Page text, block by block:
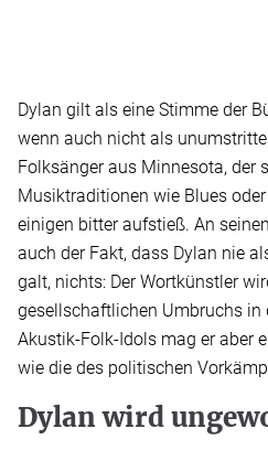
Dylan gilt als eine Stimme der
wenn auch nicht als
Folksänger aus Minnesota, der
Musiktraditionen wie Blues
einigen bitter aufstieß. An
auch der Fakt, dass Dylan nie
galt, nichts: Der Wortkünstler
gesellschaftlichen Umbruchs in
Akustik-Folk-Idols mag er aber
wie die des politischen
Dylan wird